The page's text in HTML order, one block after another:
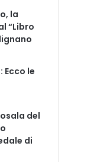
la
“Libro
Ecco le
del
di